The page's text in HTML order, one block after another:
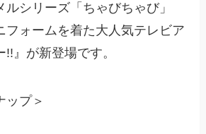
ルシリーズ「ちゃびちゃび」
フォームを着た大人気テレビア
』が新登場です。
ップ＞